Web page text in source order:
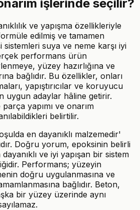
işlerinde seçilir?
ve yapışma özellikleriyle
edilmiş ve tamamen
sistemleri suya ve neme karşı iyi
performans ürün
yüzey hazırlığına ve
bağlıdır. Bu özellikler, onları
yapıştırıcılar ve koruyucu
uygun adaylar hâline getirir.
yapımı ve onarım
belirtilir.
en dayanıklı malzemedir'
Doğru yorum, epoksinin belirli
ve iyi yapışan bir sistem
Performans; yüzeyin
doğru uygulanmasına ve
bağlıdır. Beton,
bir yüzey üzerinde aynı